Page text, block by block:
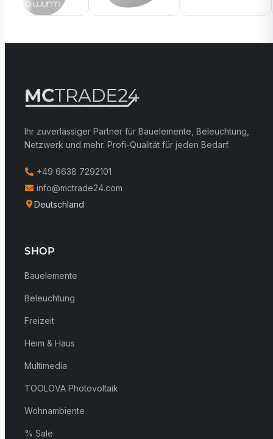
Ihr zuverlässiger Partner für Bauelemente, Beleuchtung,
Netzwerk und mehr. Profi-Qualität für jeden Bedarf.
+49 6638 7292101
info@mctrade24.com
Deutschland
SHOP
Bauelemente
Beleuchtung
Freizeit
Heim & Haus
Multimedia
TOOLOVA Photovoltaik
Wohnambiente
% Sale